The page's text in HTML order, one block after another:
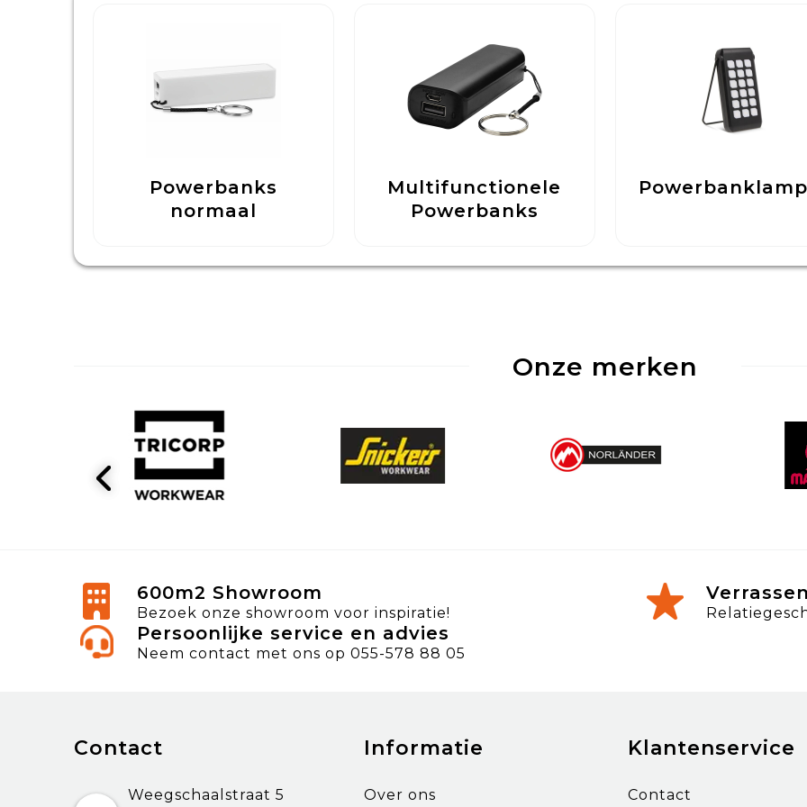
Powerbanks
normaal
Multifunctionele
Powerbanks
Onze merken
600m2 Showroom
Bezoek onze showroom voor inspiratie!
Persoonlijke service en advies
Neem contact met ons op 055-578 88 05
Contact
Weegschaalstraat 5
Informatie
Over ons
Klantenservice
Contact